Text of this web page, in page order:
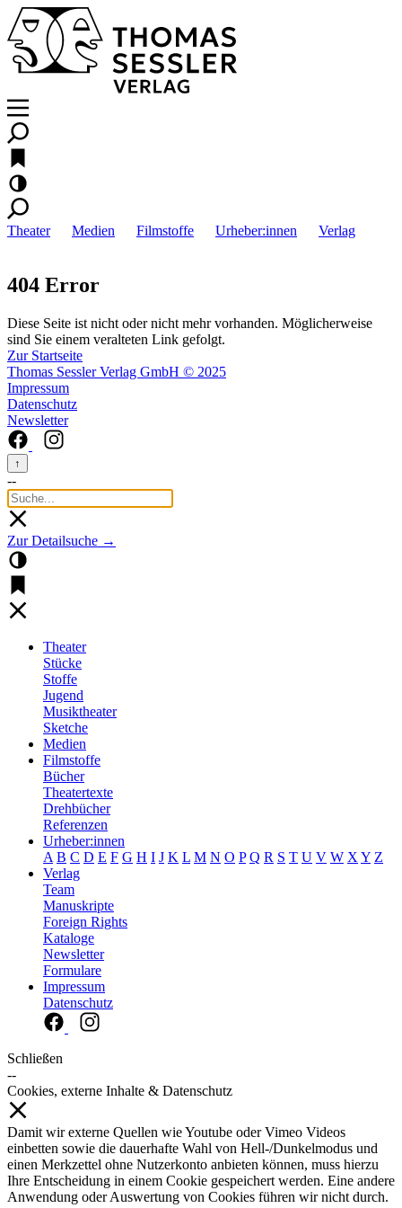
Theater Medien Filmstoffe Urheber:innen Verlag
404 Error
Diese Seite ist nicht oder nicht mehr vorhanden. Möglicherweise
sind Sie einem veralteten Link gefolgt.
Zur Startseite
Thomas Sessler Verlag GmbH © 2025
Impressum
Datenschutz
Newsletter
↑
--
Zur Detailsuche →
Theater
Stücke
Stoffe
Jugend
Musiktheater
Sketche
Medien
Filmstoffe
Bücher
Theatertexte
Drehbücher
Referenzen
Urheber:innen
A B C D E F G H I J K L M N O P Q R S T U V W X Y Z
Verlag
Team
Manuskripte
Foreign Rights
Kataloge
Newsletter
Formulare
Impressum
Datenschutz
Schließen
--
Cookies, externe Inhalte & Datenschutz
Damit wir externe Quellen wie Youtube oder Vimeo Videos
einbetten sowie die dauerhafte Wahl von Hell-/Dunkelmodus und
einen Merkzettel ohne Nutzerkonto anbieten können, muss hierzu
Ihre Entscheidung in einem Cookie gespeichert werden. Eine andere
Anwendung oder Auswertung von Cookies führen wir nicht durch.